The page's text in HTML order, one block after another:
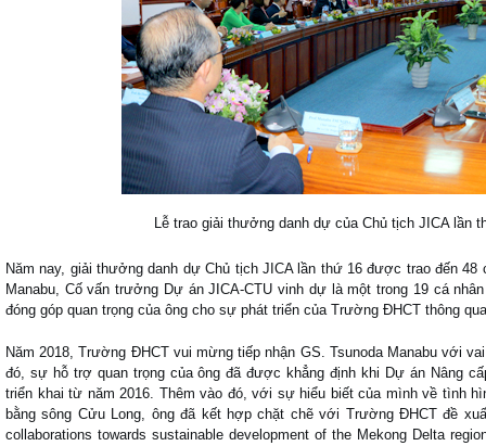
Lễ trao giải thưởng danh dự của Chủ tịch JICA lần
Năm nay, giải thưởng danh dự Chủ tịch JICA lần thứ 16 được trao đến
Manabu, Cố vấn trưởng Dự án JICA-CTU vinh dự là một trong 19 cá
đóng góp quan trọng của ông cho sự phát triển của Trường ĐHCT thông
Năm 2018, Trường ĐHCT vui mừng tiếp nhận GS. Tsunoda Manabu với
đó, sự hỗ trợ quan trọng của ông đã được khẳng định khi Dự án Nâng
triển khai từ năm 2016. Thêm vào đó, với sự hiểu biết của mình về tình
bằng sông Cửu Long, ông đã kết hợp chặt chẽ với Trường ĐHCT đề
collaborations towards sustainable development of the Mekong Delta